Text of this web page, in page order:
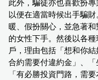
此外，騙徒亦也喜歡扮
以便在適當時候出手騙
暖、假扮關心，並急著
的女性下手。然後以各
戶，理由包括「想和你
合約需要付違約金」、「
「有必勝投資門路，需